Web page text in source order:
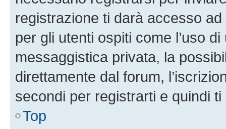
registrazione ti darà accesso
per gli utenti ospiti come l’uso
messaggistica privata, la
direttamente dal forum,
secondi per registrarti e quindi
Top